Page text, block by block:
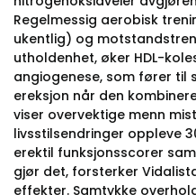
Regelmessig aerobisk
ukentlig) og
utholdenhet, øker HDL-
angiogenese, som fører til
ereksjon når den
viser overvektige menn
livsstilsendringer oppleve
erektil funksjonsscorer
gjør det, forsterker
effekter. Samtykke